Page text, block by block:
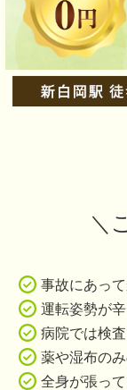
＼
事故にあっ
運転姿勢が
病院では検
薬や湿布の
全身が張っ